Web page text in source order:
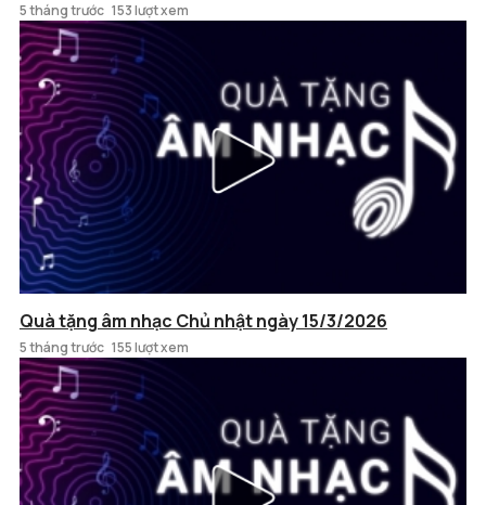
5 tháng trước 153 lượt xem
Quà tặng âm nhạc Chủ nhật ngày 15/3/2026
5 tháng trước 155 lượt xem